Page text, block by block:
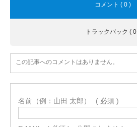
コメント ( 0 )
トラックバック (
この記事へのコメントはありません。
名前（例：山田 太郎） ( 必須 )